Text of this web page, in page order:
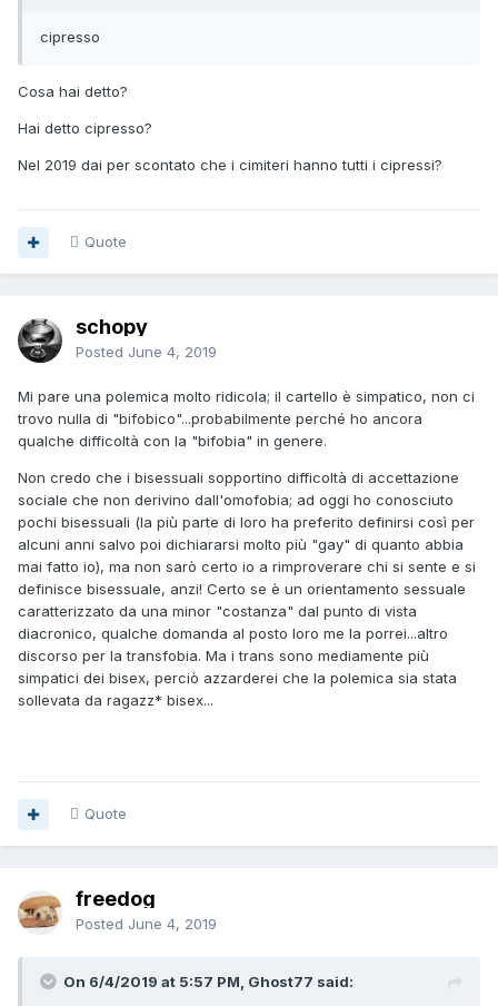
cipresso
Cosa hai detto?
Hai detto cipresso?
Nel 2019 dai per scontato che i cimiteri hanno tutti i cipressi?
Quote
schopy
Posted June 4, 2019
Mi pare una polemica molto ridicola; il cartello è simpatico, non ci
trovo nulla di "bifobico"...probabilmente perché ho ancora
qualche difficoltà con la "bifobia" in genere.
Non credo che i bisessuali sopportino difficoltà di accettazione
sociale che non derivino dall'omofobia; ad oggi ho conosciuto
pochi bisessuali (la più parte di loro ha preferito definirsi così per
alcuni anni salvo poi dichiararsi molto più "gay" di quanto abbia
mai fatto io), ma non sarò certo io a rimproverare chi si sente e si
definisce bisessuale, anzi! Certo se è un orientamento sessuale
caratterizzato da una minor "costanza" dal punto di vista
diacronico, qualche domanda al posto loro me la porrei...altro
discorso per la transfobia. Ma i trans sono mediamente più
simpatici dei bisex, perciò azzarderei che la polemica sia stata
sollevata da ragazz* bisex...
Quote
freedog
Posted June 4, 2019
On 6/4/2019 at 5:57 PM, Ghost77 said: